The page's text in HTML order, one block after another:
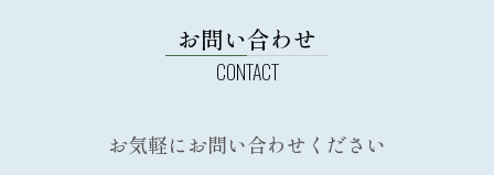
お問い合わせ
お気軽にお問い合わせください